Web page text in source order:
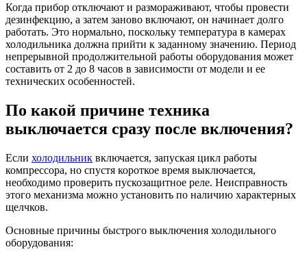
Когда прибор отключают и размораживают, чтобы провести
дезинфекцию, а затем заново включают, он начинает долго
работать. Это нормально, поскольку температура в камерах
холодильника должна прийти к заданному значению. Период
непрерывной продолжительной работы оборудования может
составить от 2 до 8 часов в зависимости от модели и ее
технических особенностей.
По какой причине техника
выключается сразу после включения?
Если холодильник включается, запуская цикл работы
компрессора, но спустя короткое время выключается,
необходимо проверить пускозащитное реле. Неисправность
этого механизма можно установить по наличию характерных
щелчков.
Основные причины быстрого выключения холодильного
оборудования: